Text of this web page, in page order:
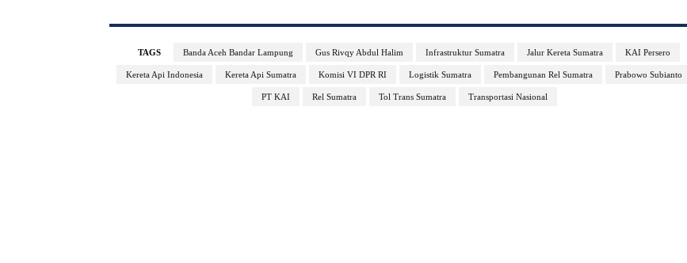
TAGS Banda Aceh Bandar Lampung Gus Rivqy Abdul Halim Infrastruktur Sumatra Jalur Kereta Sumatra KAI Persero
Kereta Api Indonesia Kereta Api Sumatra Komisi VI DPR RI Logistik Sumatra Pembangunan Rel Sumatra Prabowo Subianto
PT KAI Rel Sumatra Tol Trans Sumatra Transportasi Nasional